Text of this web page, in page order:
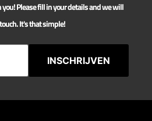
Please fill in your details and we will
It's that simple!
INSCHRIJVEN